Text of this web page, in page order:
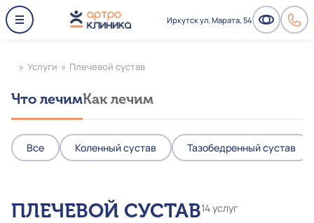
Иркутск ул. Марата, 54
» Услуги » Плечевой сустав
Что лечимКак лечим
Все Коленный сустав Тазобедренный сустав
ПЛЕЧЕВОЙ СУСТАВ14 услуг